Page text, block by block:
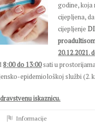
godine, koja
cijepljena,
cijepljenje
20.12.2021.
8:00do 13:00sati u
epidemiološkoj službi (2.
iskaznicu.
Informacije